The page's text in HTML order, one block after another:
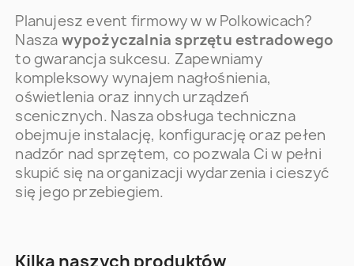
Planujesz event firmowy w w Polkowicach?
Nasza wypożyczalnia sprzętu estradowego
to gwarancja sukcesu. Zapewniamy
kompleksowy wynajem nagłośnienia,
oświetlenia oraz innych urządzeń
scenicznych. Nasza obsługa techniczna
obejmuje instalację, konfigurację oraz pełen
nadzór nad sprzętem, co pozwala Ci w pełni
skupić się na organizacji wydarzenia i cieszyć
się jego przebiegiem.